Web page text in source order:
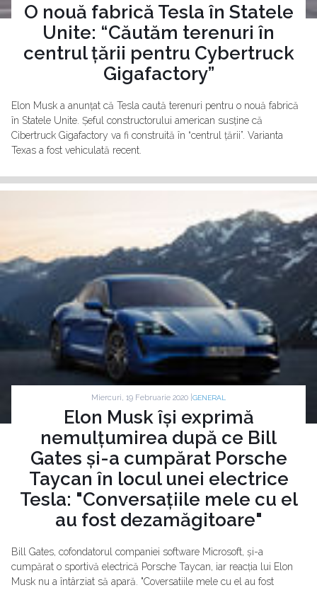
O nouă fabrică Tesla în Statele
Unite: “Căutăm terenuri în
centrul țării pentru Cybertruck
Gigafactory”
Elon Musk a anunțat că Tesla caută terenuri pentru o nouă fabrică
în Statele Unite. Șeful constructorului american susține că
Cibertruck Gigafactory va fi construită în “centrul țării”. Varianta
Texas a fost vehiculată recent.
Miercuri, 19 Februarie 2020 | GENERAL
Elon Musk își exprimă
nemulțumirea după ce Bill
Gates și-a cumpărat Porsche
Taycan în locul unei electrice
Tesla: "Conversațiile mele cu el
au fost dezamăgitoare"
Bill Gates, cofondatorul companiei software Microsoft, și-a
cumpărat o sportivă electrică Porsche Taycan, iar reacția lui Elon
Musk nu a întârziat să apară. "Coversatiile mele cu el au fost